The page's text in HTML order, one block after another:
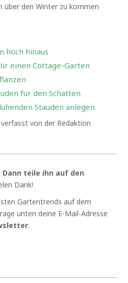
über den Winter zu kommen
hoch hinaus
einen Cottage-Garten
für den Schatten
Stauden anlegen
von der Redaktion
Dann teile ihn auf den
Dank!
Gartentrends auf dem
unten deine E-Mail-Adresse
.